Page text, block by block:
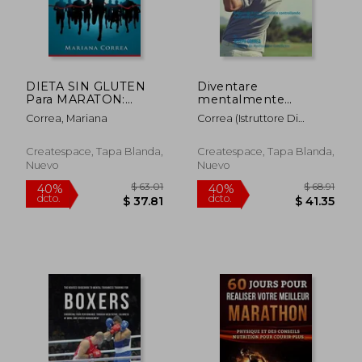
dcto. $ 37.75 dcto. $
DIETA SIN GLUTEN
Para MARATON:
Alimente a su cuerpo
lo Mejor para lograr
Correa, Mariana
Createspace, Tapa Blanda,
Nuevo
Diventare
mentalmente
resistente nel Golf
utilizzando la
Raggiungi il tuo
potenziale
pensieri interiori (en
Italiano)
Correa (Istruttore Di
Createspace, Tapa Blanda,
Nuevo